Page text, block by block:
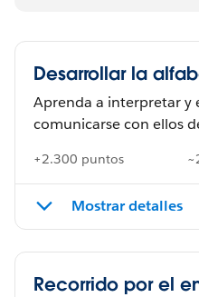
Desarrollar la
Aprenda a interpretar y
comunicarse con ellos
+2.300 puntos
Mostrar detalles
Recorrido por el